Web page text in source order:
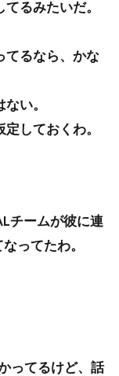
るみたいだ。
てるなら、かな
い。
しておくわ。
チームが彼に連
ってたわ。
ってるけど、話